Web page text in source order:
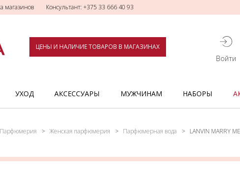
магазинов Консультант: +375 33 666 40 93
ЦЕНЫ И НАЛИЧИЕ ТОВАРОВ В МАГАЗИНАХ
Войти
УХОД АКСЕССУАРЫ МУЖЧИНАМ НАБОРЫ
Парфюмерия Женская парфюмерия Парфюмерная вода LANVIN MARRY